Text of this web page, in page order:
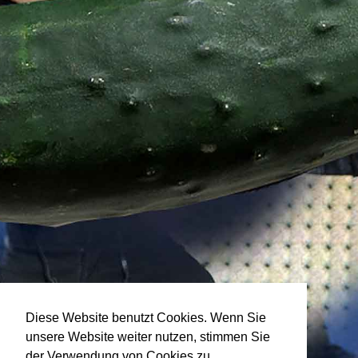
Diese Website benutzt Cookies. Wenn Sie
unsere Website weiter nutzen, stimmen Sie